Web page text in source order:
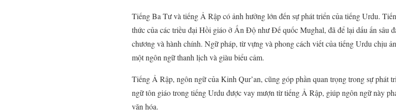
Tiếng Ba Tư và tiếng Ả Rập có ảnh hưởng lớn đến sự phát triển của tiếng Urdu.
thức của các triều đại Hồi giáo ở Ấn Độ như Đế quốc Mughal, đã để lại dấu ấn sâu
chương và hành chính. Ngữ pháp, từ vựng và phong cách viết của tiếng Urdu chịu
một ngôn ngữ thanh lịch và giàu biểu cảm.
Tiếng Ả Rập, ngôn ngữ của Kinh Qur’an, cũng góp phần quan trọng trong sự phát
ngữ tôn giáo trong tiếng Urdu được vay mượn từ tiếng Ả Rập, giúp ngôn ngữ này
văn hóa.